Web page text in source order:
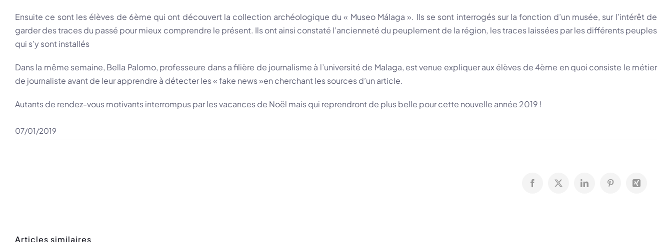
Ensuite ce sont les élèves de 6ème qui ont découvert la collection archéologique du « Museo Málaga ». Ils se sont interrogés sur la fonction d’un musée, sur l’intérêt de
garder des traces du passé pour mieux comprendre le présent. Ils ont ainsi constaté l’ancienneté du peuplement de la région, les traces laissées par les différents peuples
qui s’y sont installés
Dans la même semaine, Bella Palomo, professeure dans a filière de journalisme à l’université de Malaga, est venue expliquer aux élèves de 4ème en quoi consiste le métier
de journaliste avant de leur apprendre à détecter les « fake news »en cherchant les sources d’un article.
Autants de rendez-vous motivants interrompus par les vacances de Noël mais qui reprendront de plus belle pour cette nouvelle année 2019 !
07/01/2019
Facebook
X LinkedInPinterestXing
Articles similaires